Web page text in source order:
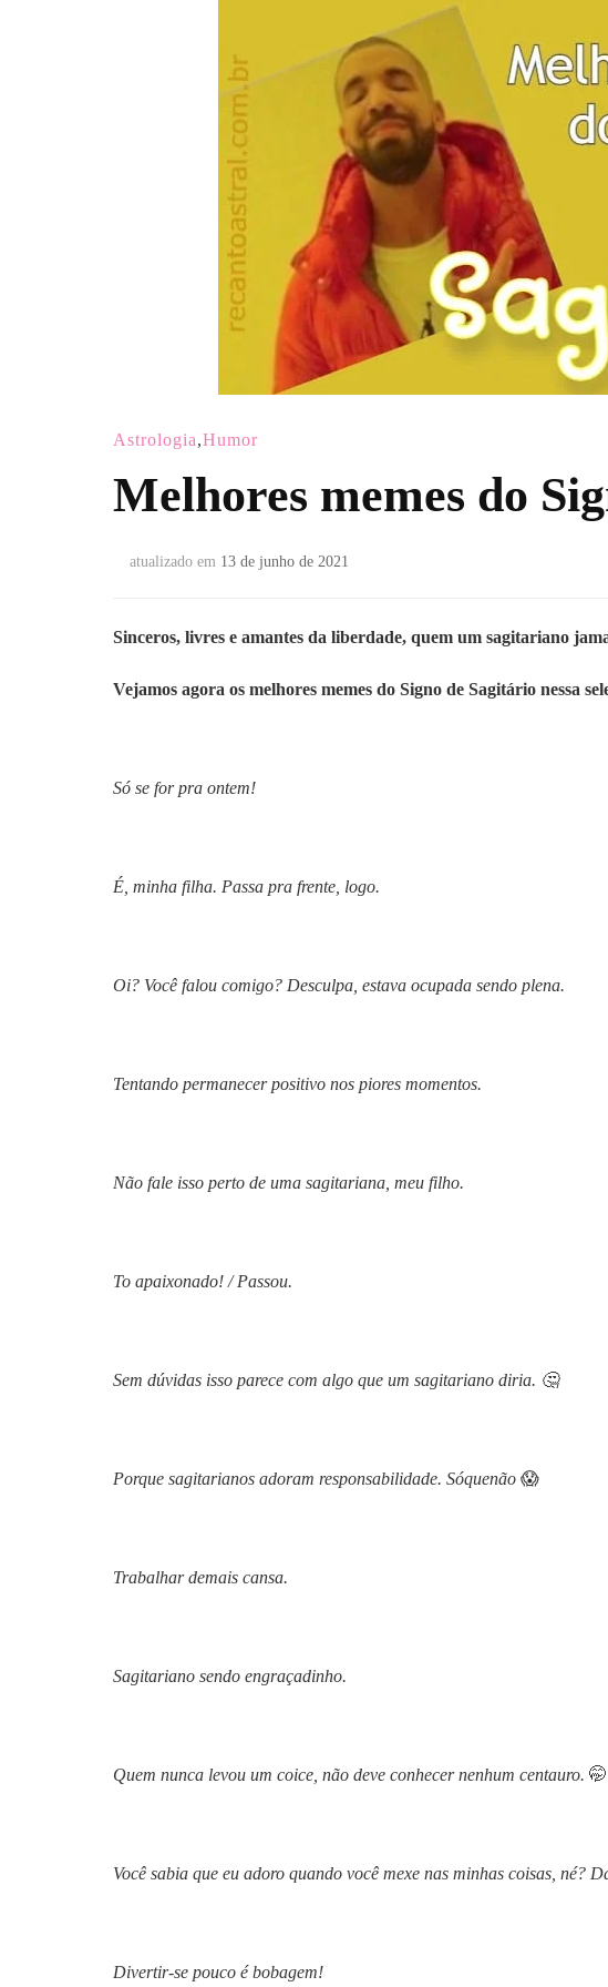
Astrologia,Humor
Melhores memes do
atualizado em 13 de junho de 2021
Sinceros, livres e amantes da liberdade, quem um sagitariano
Vejamos agora os melhores memes do Signo de Sagitário nessa
Só se for pra ontem!
É, minha filha. Passa pra frente, logo.
Oi? Você falou comigo? Desculpa, estava ocupada sendo plena.
Tentando permanecer positivo nos piores momentos.
Não fale isso perto de uma sagitariana, meu filho.
To apaixonado! / Passou.
Sem dúvidas isso parece com algo que um sagitariano diria. 🤔
Porque sagitarianos adoram responsabilidade. Sóquenão 😱
Trabalhar demais cansa.
Sagitariano sendo engraçadinho.
Quem nunca levou um coice, não deve conhecer nenhum centauro. 🤭
Você sabia que eu adoro quando você mexe nas minhas coisas, né?
Divertir-se pouco é bobagem!